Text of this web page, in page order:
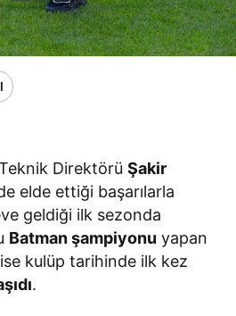
DirektörüŞakir
elde ettiği başarılarla
geldiği ilk sezonda
Batman şampiyonu yapan
kulüp tarihinde ilk kez
.